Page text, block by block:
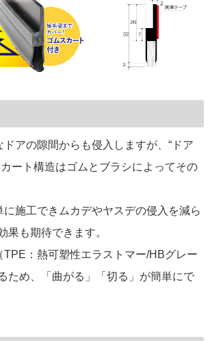
アの隙間からも侵入しますが、“ドア
カート構造はゴムとブラシによってその
施工できムカデやヤスデの侵入を減ら
果も期待できます。
TPE：熱可塑性エラストマー/HBグレー
ため、「曲がる」「切る」が簡単にで